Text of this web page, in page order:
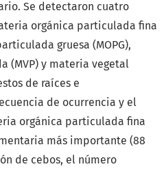
Se detectaron cuatro
orgánica particulada fina
gruesa (MOPG),
(MVP) y materia vegetal
de raíces e
de ocurrencia y el
orgánica particulada fina
más importante (88
de cebos, el número